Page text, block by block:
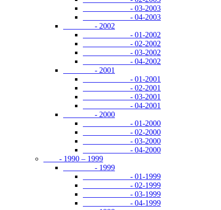
- 03-2003
- 04-2003
- 2002
- 01-2002
- 02-2002
- 03-2002
- 04-2002
- 2001
- 01-2001
- 02-2001
- 03-2001
- 04-2001
- 2000
- 01-2000
- 02-2000
- 03-2000
- 04-2000
- 1990 – 1999
- 1999
- 01-1999
- 02-1999
- 03-1999
- 04-1999